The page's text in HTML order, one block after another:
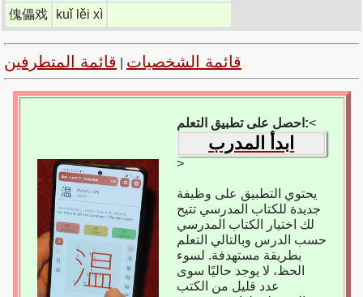
傀儡戏
kuǐ lěi xì
قائمة الشخصيات قائمة المتطرفين
احصل على تطبيق التعلم:<
ابدأ المدرب
>
يحتوي التطبيق على وظيفة
جديدة للكتاب المدرسي تتيح
لك اختيار الكتاب المدرسي
حسب الدرس وبالتالي التعلم
بطريقة مستهدفة. لسوء
الحظ، لا يوجد حاليًا سوى
عدد قليل من الكتب